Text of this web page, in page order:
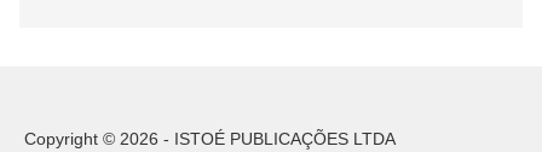
Copyright © 2026 - ISTOÉ PUBLICAÇÕES LTDA